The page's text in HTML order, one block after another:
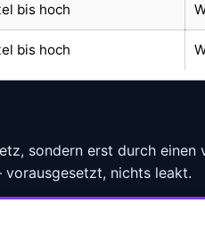
bis hoch
bis hoch
sondern erst durch
vorausgesetzt, nichts leakt.